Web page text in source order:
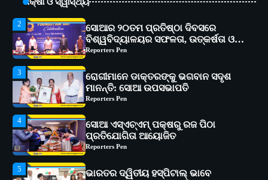
ଶିକ୍ଷା ଓ ସ୍ୱାସ୍ଥ୍ୟସୋଆର ୨୦ତମ ପ୍ରତିଷ୍ଠା ଦିବସରେ
ବିଶ୍ୱବିଦ୍ୟାଳୟର ସଫଳତା, ଉତ୍କର୍ଷତା ଓ
ଅଗ୍ରଗତିର ସ୍ମୃତିଚାରଣ
Reporters Pen
3
ରୋଗୀମାନେ ଡାକ୍ତରଙ୍କୁ ଭଗବାନ ସଦୃଶ
ମାନନ୍ତି: ସୋଆ ଉପସଭାପତି
Reporters Pen
4
ସୋଆ ଏସ୍‌ଏଚ୍‌ଏମ୍ ପକ୍ଷରୁ ରଜ ପିଠା
ପ୍ରତିଯୋଗିତା ଆୟୋଜିତ
Reporters Pen
5
ଭାରତର ଦ୍ୱିତୀୟ ହସ୍ପିଟାଲ୍ ଭାବେ
ଆଇଏମ୍‌ଏସ୍ ଆଣ୍ଡ ସମ ହସ୍ପିଟାଲ୍‌ରେ
ଅତ୍ୟାଧୁନିକ ଡିଜିସ୍କାନର ସ୍ଥାପନ
Reporters Pen